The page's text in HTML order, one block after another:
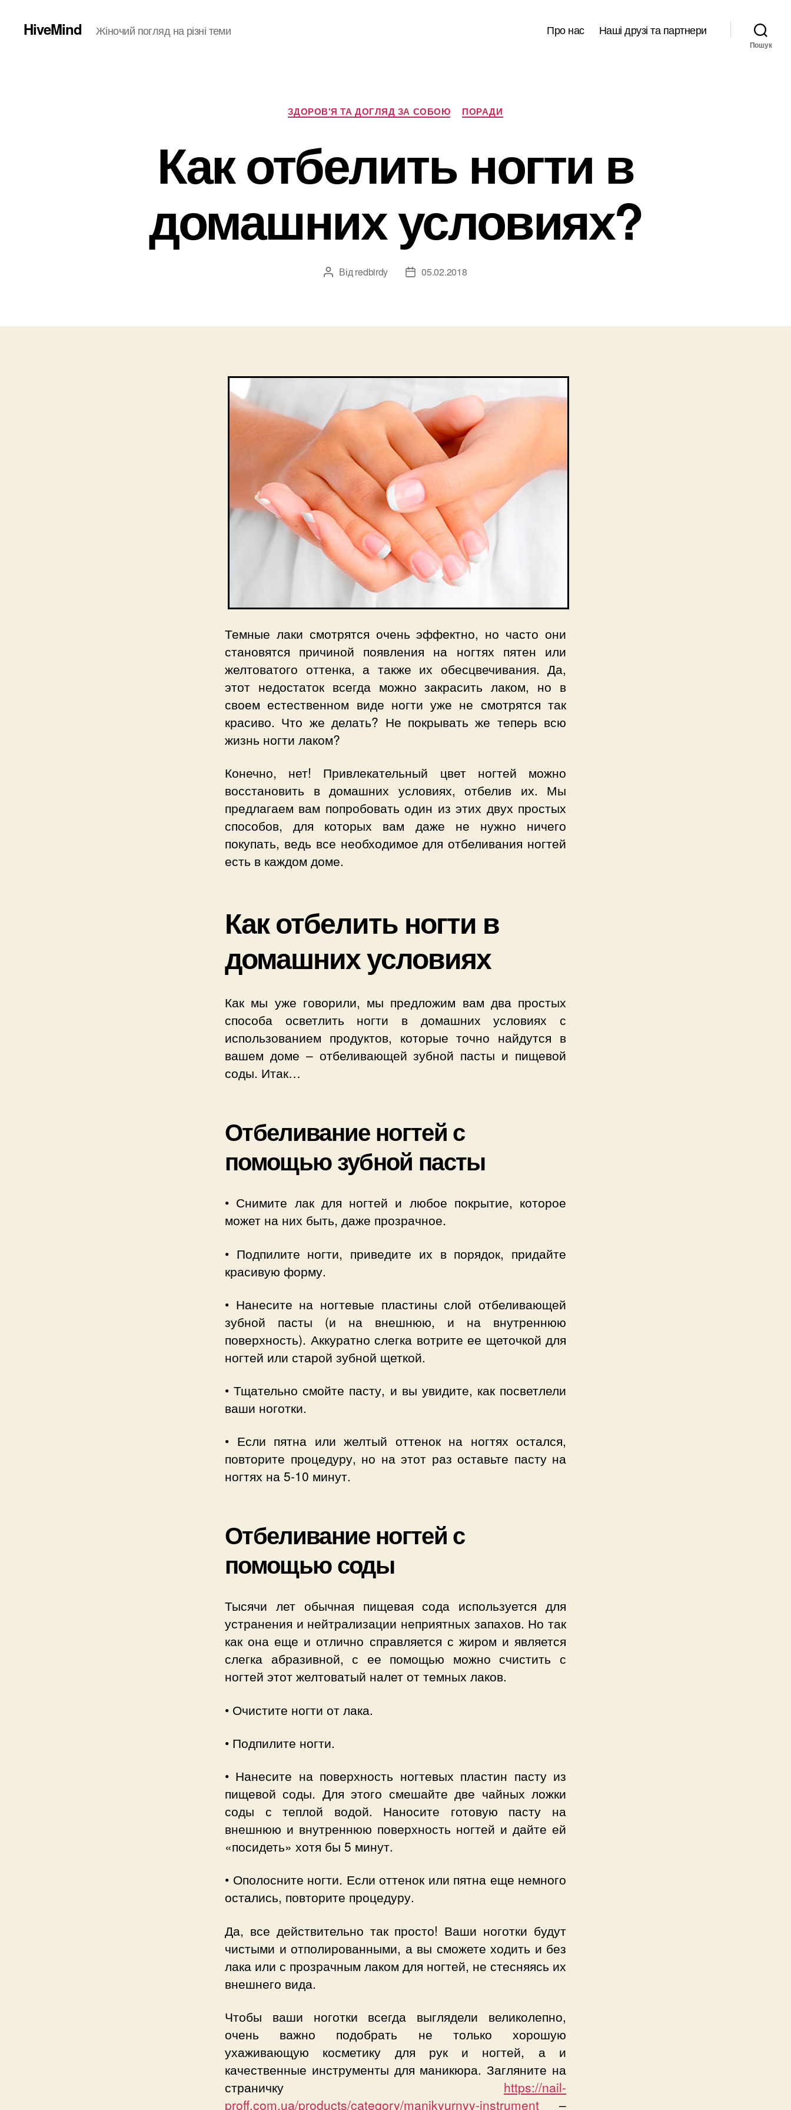
HiveMind Жіночий погляд на різні теми Про нас Наші друзі та партнери
Пошук
Категорії
ЗДОРОВ'Я ТА ДОГЛЯД ЗА СОБОЮ ПОРАДИ
Как отбелить ногти в
домашних условиях?
Автор
Від redbirdy
Дата05.02.2018
Темные лаки смотрятся очень эффектно, но часто они
становятся причиной появления на ногтях пятен или
желтоватого оттенка, а также их обесцвечивания. Да,
этот недостаток всегда можно закрасить лаком, но в
своем естественном виде ногти уже не смотрятся так
красиво. Что же делать? Не покрывать же теперь всю
жизнь ногти лаком?
Конечно, нет! Привлекательный цвет ногтей можно
восстановить в домашних условиях, отбелив их. Мы
предлагаем вам попробовать один из этих двух простых
способов, для которых вам даже не нужно ничего
покупать, ведь все необходимое для отбеливания ногтей
есть в каждом доме.
Как отбелить ногти в
домашних условиях
Как мы уже говорили, мы предложим вам два простых
способа осветлить ногти в домашних условиях с
использованием продуктов, которые точно найдутся в
вашем доме – отбеливающей зубной пасты и пищевой
соды. Итак…
Отбеливание ногтей с
помощью зубной пасты
• Снимите лак для ногтей и любое покрытие, которое
может на них быть, даже прозрачное.
• Подпилите ногти, приведите их в порядок, придайте
красивую форму.
• Нанесите на ногтевые пластины слой отбеливающей
зубной пасты (и на внешнюю, и на внутреннюю
поверхность). Аккуратно слегка вотрите ее щеточкой для
ногтей или старой зубной щеткой.
• Тщательно смойте пасту, и вы увидите, как посветлели
ваши ноготки.
• Если пятна или желтый оттенок на ногтях остался,
повторите процедуру, но на этот раз оставьте пасту на
ногтях на 5-10 минут.
Отбеливание ногтей с
помощью соды
Тысячи лет обычная пищевая сода используется для
устранения и нейтрализации неприятных запахов. Но так
как она еще и отлично справляется с жиром и является
слегка абразивной, с ее помощью можно счистить с
ногтей этот желтоватый налет от темных лаков.
• Очистите ногти от лака.
• Подпилите ногти.
• Нанесите на поверхность ногтевых пластин пасту из
пищевой соды. Для этого смешайте две чайных ложки
соды с теплой водой. Наносите готовую пасту на
внешнюю и внутреннюю поверхность ногтей и дайте ей
«посидеть» хотя бы 5 минут.
• Ополосните ногти. Если оттенок или пятна еще немного
остались, повторите процедуру.
Да, все действительно так просто! Ваши ноготки будут
чистыми и отполированными, а вы сможете ходить и без
лака или с прозрачным лаком для ногтей, не стесняясь их
внешнего вида.
Чтобы ваши ноготки всегда выглядели великолепно,
очень важно подобрать не только хорошую
ухаживающую косметику для рук и ногтей, а и
качественные инструменты для маникюра. Загляните на
страничку https://nail-
proff.com.ua/products/category/manikyurnyy-instrument –